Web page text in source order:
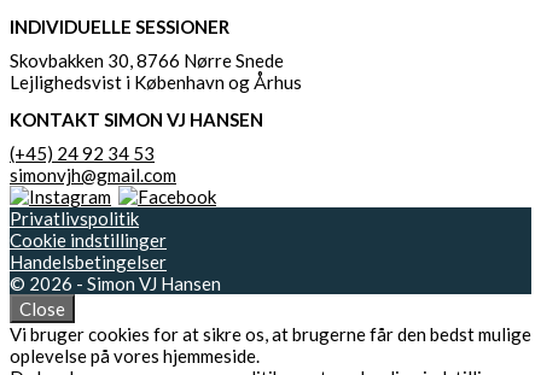
INDIVIDUELLE SESSIONER
Skovbakken 30, 8766 Nørre Snede
Lejlighedsvist i København og Århus
KONTAKT SIMON VJ HANSEN
(+45) 24 92 34 53
simonvjh@gmail.com
Privatlivspolitik
Cookie indstillinger
Handelsbetingelser
© 2026 - Simon VJ Hansen
Close
Vi bruger cookies for at sikre os, at brugerne får den bedst mulige
oplevelse på vores hjemmeside.